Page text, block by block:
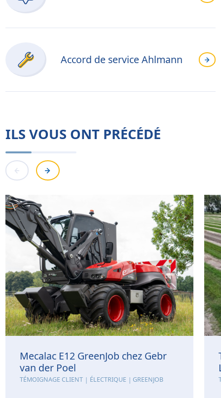
Accord de service Ahlmann
ILS VOUS ONT PRÉCÉDÉ
Mecalac E12 GreenJob chez Gebr
van der Poel
TÉMOIGNAGE CLIENT ÉLECTRIQUE GREENJOB